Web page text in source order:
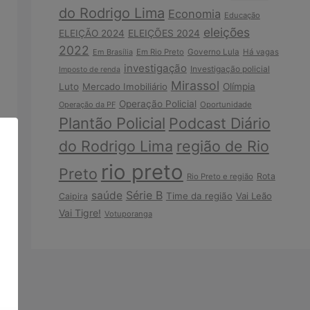
do Rodrigo Lima Economia Educação
ELEIÇÃO 2024 ELEIÇÕES 2024 eleições
2022 Em Brasília Em Rio Preto Governo Lula Há vagas
Imposto de renda investigação Investigação policial
Luto Mercado Imobiliário Mirassol Olímpia
Operação da PF Operação Policial Oportunidade
Plantão Policial Podcast Diário
do Rodrigo Lima região de Rio
Preto rio preto Rio Preto e região Rota
Caipira saúde Série B Time da região Vai Leão
Vai Tigre! Votuporanga